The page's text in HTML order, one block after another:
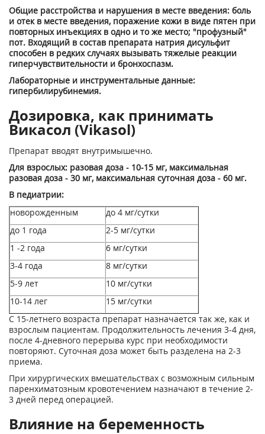
Общие расстройства и нарушения в месте введения: боль
и отек в месте введения, поражение кожи в виде пятен при
повторных инъекциях в одно и то же место; "профузный"
пот. Входящий в состав препарата натрия дисульфит
способен в редких случаях вызывать тяже­лые реакции
гиперчувствительности и бронхоспазм.
Лабораторные и инструментальные данные:
гипербилирубинемия.
Дозировка, как принимать
Викасол (Vikasol)
Препарат вводят внутримышечно.
Для взрослых: разовая доза - 10-15 мг, максимальная
разовая доза - 30 мг, максимальная су­точная доза - 60 мг.
В педиатрии:
новорожденным
до 4 мг/сутки
до 1 года
2-5 мг/сутки
1 -2 года
6 мг/сутки
3-4 года
8 мг/сутки
5-9 лет
10 мг/сутки
10-14 лег
15 мг/сутки
С 15-летнего возраста препарат назначается так же, как и
взрослым пациентам. Продолжительность лечения 3-4 дня,
после 4-дневного перерыва курс при необходимости
повторяют. Суточная доза может быть разделена на 2-3
приема.
При хирургических вмешательствах с возможным сильным
паренхиматозным кровотечени­ем назначают в течение 2-
3 дней перед операцией.
Влияние на беременность